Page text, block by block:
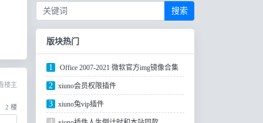
楼主
2 楼
搜索
版块热门
1 Office 2007-2021 微软官方img镜像合集
2 xiuno会员权限插件
3 xiuno兔vip插件